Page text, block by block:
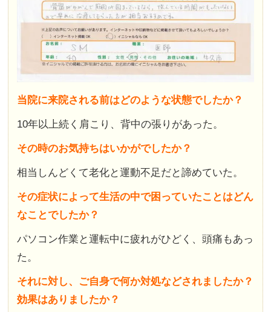
当院に来院される前はどのような状態でしたか？
10年以上続く肩こり、背中の張りがあった。
その時のお気持ちはいかがでしたか？
相当しんどくて老化と運動不足だと諦めていた。
その症状によって生活の中で困っていたことはどん
なことでしたか？
パソコン作業と運転中に疲れがひどく、頭痛もあっ
た。
それに対し、ご自身で何か対処などされましたか？
効果はありましたか？